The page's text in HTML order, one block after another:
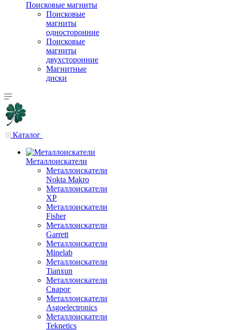
Поисковые магниты
Поисковые
магниты
односторонние
Поисковые
магниты
двухсторонние
Магнитные
диски
Каталог
Металлоискатели
Металлоискатели
Nokta Makro
Металлоискатели
XP
Металлоискатели
Fisher
Металлоискатели
Garrett
Металлоискатели
Minelab
Металлоискатели
Tianxun
Металлоискатели
Сварог
Металлоискатели
Asgoelectronics
Металлоискатели
Teknetics